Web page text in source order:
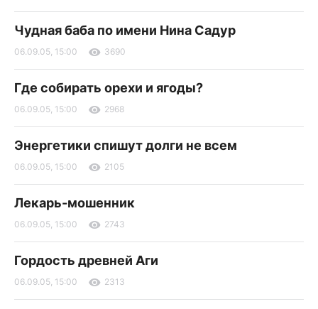
Чудная баба по имени Нина Садур
06.09.05, 15:00 3690
Где собирать орехи и ягоды?
06.09.05, 15:00 2968
Энергетики спишут долги не всем
06.09.05, 15:00 2105
Лекарь-мошенник
06.09.05, 15:00 2743
Гордость древней Аги
06.09.05, 15:00 2313